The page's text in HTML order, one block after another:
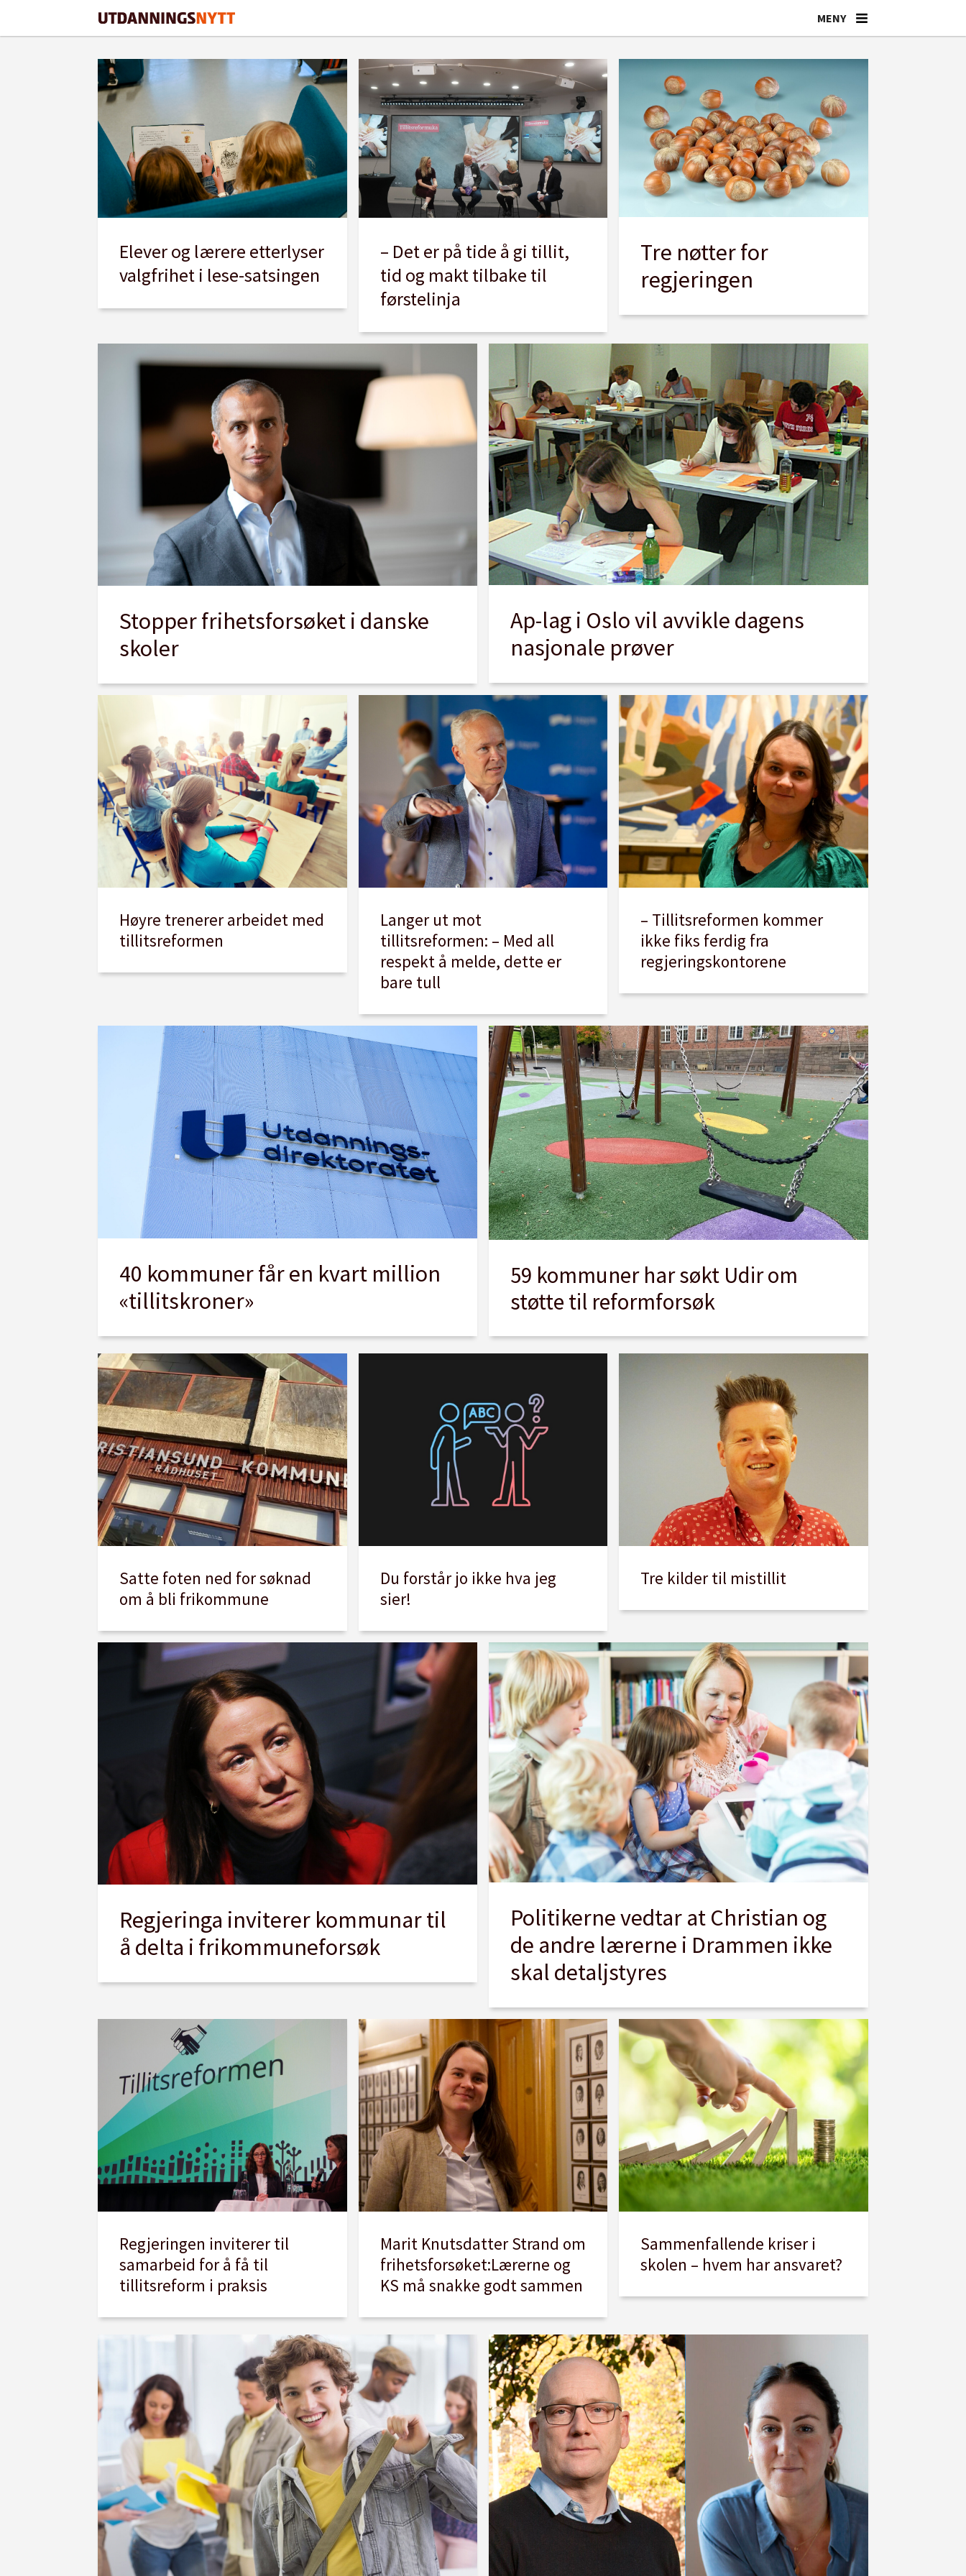
tillitsreform
Elever og lærere etterlyser
valgfrihet i lese-satsingen
– Det er på tide å gi tillit,
tid og makt tilbake til
førstelinja
Tre nøtter for
regjeringen
Stopper frihetsforsøket i danske
skoler
Ap-lag i Oslo vil avvikle dagens
nasjonale prøver
Høyre trenerer arbeidet med
tillitsreformen
Langer ut mot
tillitsreformen: – Med all
respekt å melde, dette er
bare tull
– Tillitsreformen kommer
ikke fiks ferdig fra
regjeringskontorene
40 kommuner får en kvart million
«tillitskroner»
59 kommuner har søkt Udir om
støtte til reformforsøk
Satte foten ned for søknad
om å bli frikommune
Du forstår jo ikke hva jeg
sier!
Tre kilder til mistillit
Regjeringa inviterer kommunar til
å delta i frikommuneforsøk
Politikerne vedtar at Christian og
de andre lærerne i Drammen ikke
skal detaljstyres
Regjeringen inviterer til
samarbeid for å få til
tillitsreform i praksis
Marit Knutsdatter Strand om
frihetsforsøket:Lærerne og
KS må snakke godt sammen
Sammenfallende kriser i
skolen – hvem har ansvaret?